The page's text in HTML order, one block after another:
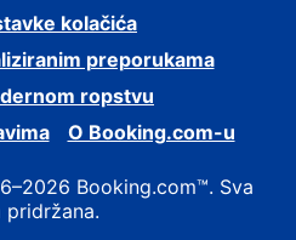
kolačića
preporukama
ropstvu
O Booking.com-u
Booking.com™. Sva
pridržana.